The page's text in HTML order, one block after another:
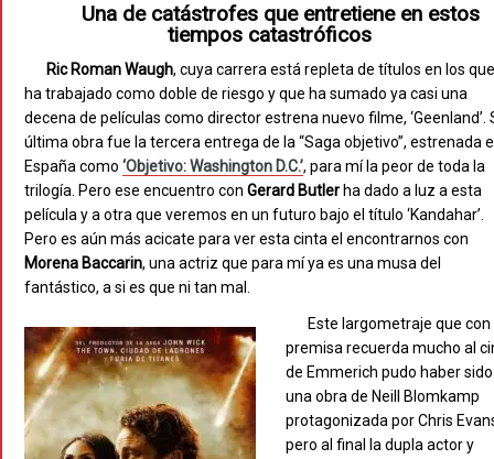
Una de catástrofes que entretiene en estos
tiempos catastróficos
Ric Roman Waugh, cuya carrera está repleta de títulos en los que
ha trabajado como doble de riesgo y que ha sumado ya casi una
decena de películas como director estrena nuevo filme, ‘Geenland’.
última obra fue la tercera entrega de la “Saga objetivo”, estrenada
España como ‘Objetivo: Washington D.C.’, para mí la peor de toda la
trilogía. Pero ese encuentro con Gerard Butler ha dado a luz a esta
película y a otra que veremos en un futuro bajo el título ‘Kandahar’.
Pero es aún más acicate para ver esta cinta el encontrarnos con
Morena Baccarin, una actriz que para mí ya es una musa del
fantástico, a si es que ni tan mal.
Este largometraje que con
premisa recuerda mucho al
de Emmerich pudo haber sido
una obra de Neill Blomkamp
protagonizada por Chris
pero al final la dupla actor y